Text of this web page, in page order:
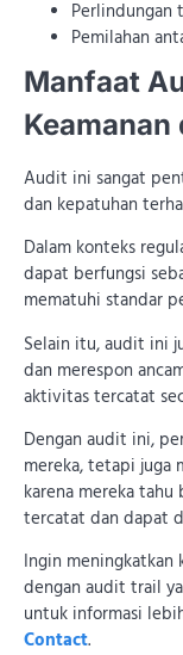
Perlindungan
Pemilahan
Manfaat
Keamanan
Audit ini sangat
dan kepatuhan
Dalam konteks
dapat berfungsi
mematuhi standar
Selain itu, audit ini
dan merespon
aktivitas tercatat
Dengan audit ini,
mereka, tetapi juga
karena mereka
tercatat dan dapat
Ingin meningkatkan
dengan audit trail
untuk informasi
Contact.